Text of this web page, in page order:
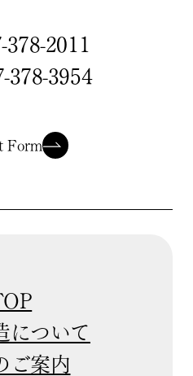
378-2011
378-3954
Form
について
ご案内